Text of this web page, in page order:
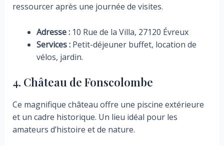
ressourcer après une journée de visites.
Adresse :10 Rue de la Villa, 27120 Évreux
Services :Petit-déjeuner buffet, location de
vélos, jardin.
4. Château de Fonscolombe
Ce magnifique château offre une piscine extérieure
et un cadre historique. Un lieu idéal pour les
amateurs d’histoire et de nature.